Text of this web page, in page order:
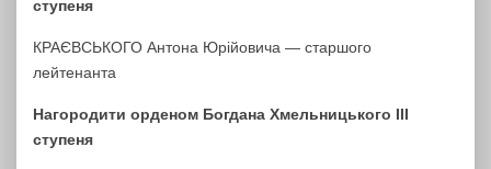
ступеня
КРАЄВСЬКОГО Антона Юрійовича — старшого
лейтенанта
Нагородити орденом Богдана Хмельницького ІІІ
ступеня